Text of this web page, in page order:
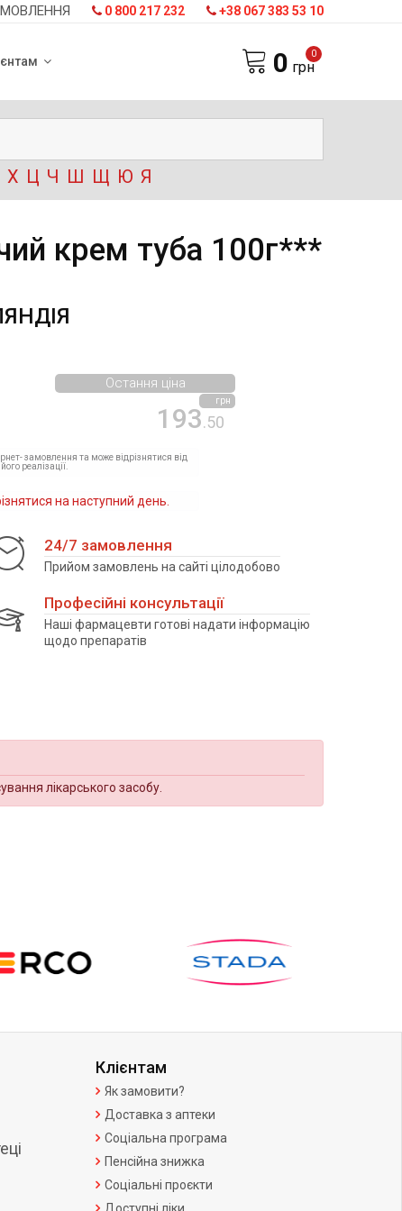
0 800 217 232 +38 067 383 53 10
0
0 грн
Х Ц Ч Ш Щ Ю Я
крем туба 100г***
193.50
грн
Остання ціна
замовлення та може відрізнятися від
реалізації.
на наступний день.
24/7 замовлення
Прийом замовлень на сайті цілодобово
Професійні консультації
Наші фармацевти готові надати інформацію
щодо препаратів
лікарського засобу.
Клієнтам
Як замовити?
Доставка з аптеки
Соціальна програма
Пенсійна знижка
Соціальні проєкти